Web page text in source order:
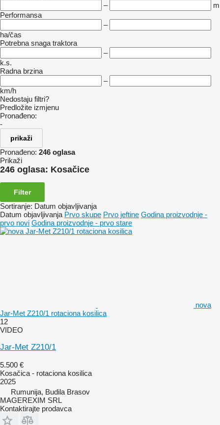
–
m
Performansa
–
ha/čas
Potrebna snaga traktora
–
k.s.
Radna brzina
–
km/h
Nedostaju filtri?
Predložite izmjenu
Pronađeno:
-
prikaži
Pronađeno: 246 oglasa
Prikaži
246 oglasa: Kosačice
Filter
Sortiranje: Datum objavljivanja
Datum objavljivanja Prvo skupe Prvo jeftine Godina proizvodnje -
prvo novi Godina proizvodnje - prvo stare
nova
Jar-Met Z210/1 rotaciona kosilica
12
VIDEO
Jar-Met Z210/1
5.500 €
Kosačica - rotaciona kosilica
2025
Rumunija, Budila Brasov
MAGEREXIM SRL
Kontaktirajte prodavca